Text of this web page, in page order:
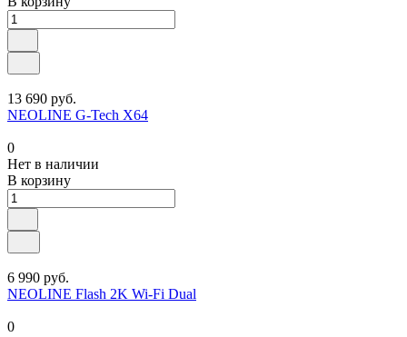
13 690 руб.
NEOLINE G-Tech X64
0
Нет в наличии
В корзину
6 990 руб.
NEOLINE Flash 2K Wi-Fi Dual
0